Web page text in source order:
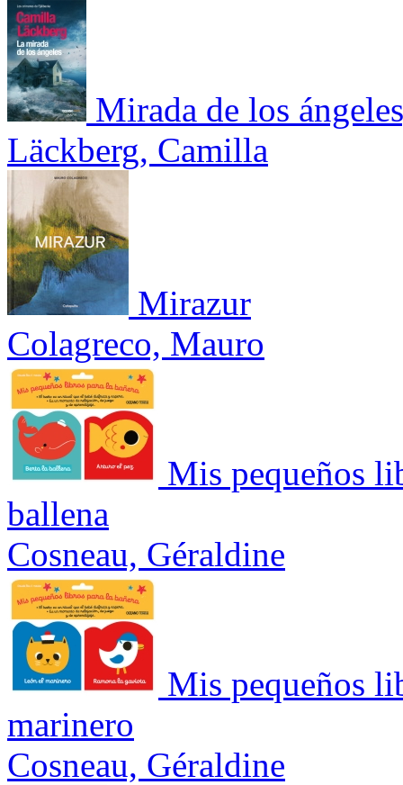
Mirada de los
Läckberg, Camilla
Mirazur
Colagreco, Mauro
Mis pequeños
ballena
Cosneau, Géraldine
Mis pequeños
marinero
Cosneau, Géraldine